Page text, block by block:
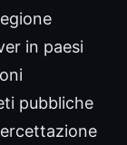
in paesi
pubbliche